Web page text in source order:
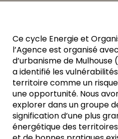
Ce cycle Energie et
l’Agence est organisé avec
d’urbanisme de Mulhouse (
a identifié les
territoire comme un
une opportunité. Nous
explorer dans un groupe
signification d’une plus
énergétique des